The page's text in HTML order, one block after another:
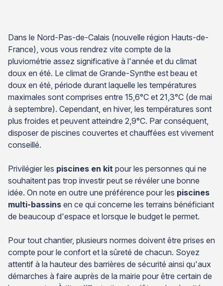
Dans le Nord-Pas-de-Calais (nouvelle région Hauts-de-
France), vous vous rendrez vite compte de la
pluviométrie assez significative à l'année et du climat
doux en été. Le climat de Grande-Synthe est beau et
doux en été, période durant laquelle les températures
maximales sont comprises entre 15,6°C et 21,3°C (de mai
à septembre). Cependant, en hiver, les températures sont
plus froides et peuvent atteindre 2,9°C. Par conséquent,
disposer de piscines couvertes et chauffées est vivement
conseillé.
Privilégier les piscines en kit pour les personnes qui ne
souhaitent pas trop investir peut se révéler une bonne
idée. On note en outre une préférence pour les piscines
multi-bassins en ce qui concerne les terrains bénéficiant
de beaucoup d'espace et lorsque le budget le permet.
Pour tout chantier, plusieurs normes doivent être prises en
compte pour le confort et la sûreté de chacun. Soyez
attentif à la hauteur des barrières de sécurité ainsi qu'aux
démarches à faire auprès de la mairie pour être certain de